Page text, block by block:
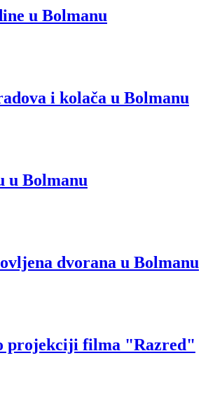
u Bolmanu
i kolača u Bolmanu
u Bolmanu
dvorana u Bolmanu
projekciji filma "Razred"